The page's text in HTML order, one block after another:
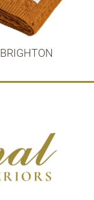
BRIGHTON